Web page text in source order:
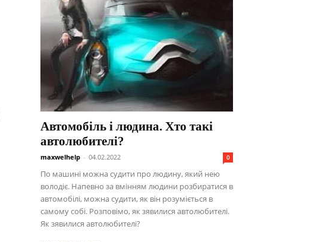
Автомобіль і людина. Хто такі
автолюбителі?
maxwelhelp - 04.02.2022 0
По машині можна судити про людину, який нею
володіє. Напевно за вмінням людини розбиратися в
автомобілі, можна судити, як він розуміється в
самому собі. Розповімо, як зявилися автолюбителі.
Як зявилися автолюбителі?